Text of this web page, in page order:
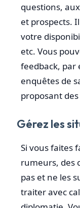
questions,
et prospects.
votre
etc. Vous
feedback, par
enquêtes de
proposant
Gérez les
Si vous faites
rumeurs, des
pas et ne les
traiter avec